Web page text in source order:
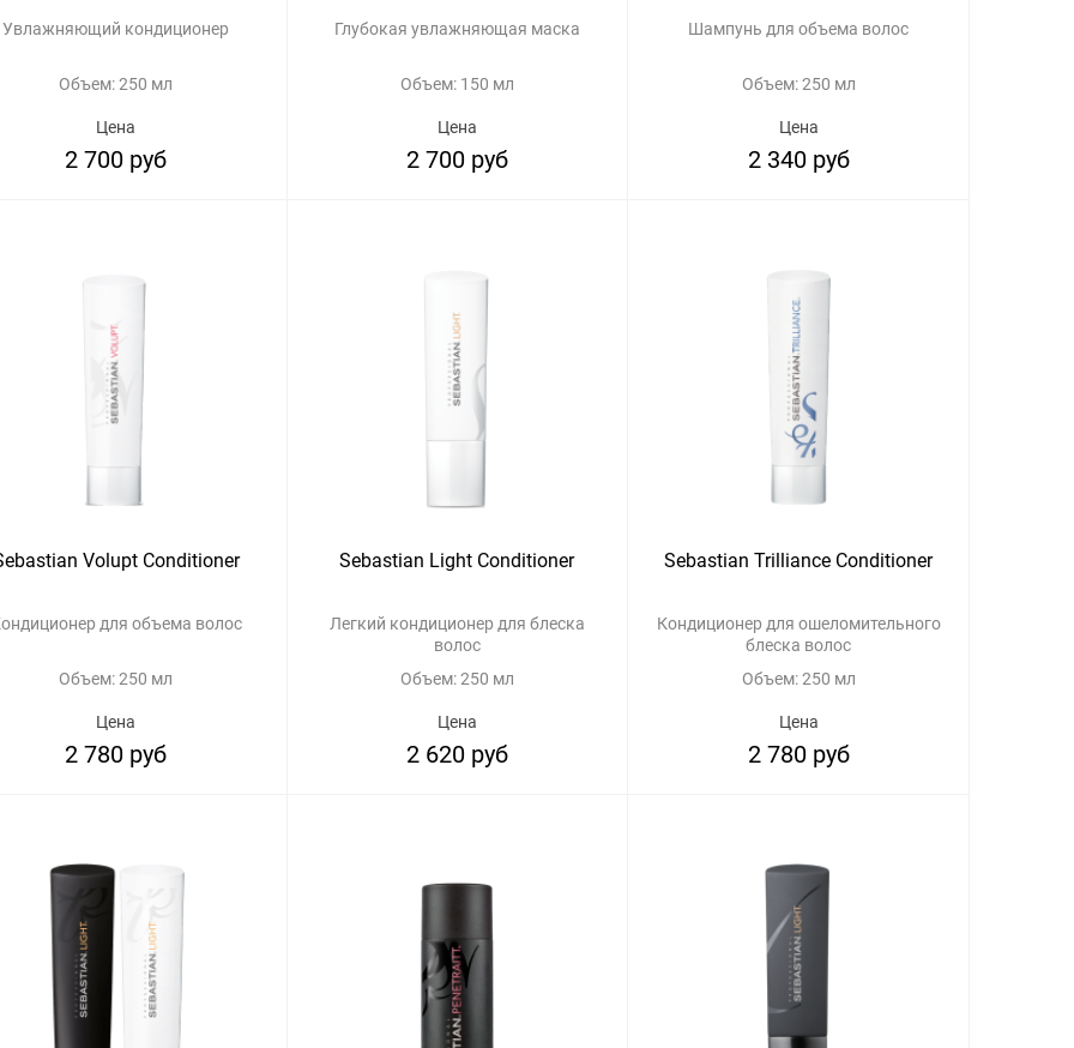
Увлажняющий кондиционер
Объем: 250 мл
Цена
2 700 руб
Глубокая увлажняющая маска
Объем: 150 мл
Цена
2 700 руб
Шампунь для объема волос
Объем: 250 мл
Цена
2 340 руб
Volupt Conditioner
для объема волос
Объем: 250 мл
Цена
2 780 руб
Sebastian Light Conditioner
Легкий кондиционер для блеска
волос
Объем: 250 мл
Цена
2 620 руб
Sebastian Trilliance Conditioner
Кондиционер для ошеломительного
блеска волос
Объем: 250 мл
Цена
2 780 руб